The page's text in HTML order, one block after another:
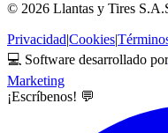
© 2026 Llantas y Tires
Privacidad|Cookies|
💻 Software desarrollado por
Marketing
¡Escríbenos! 💬